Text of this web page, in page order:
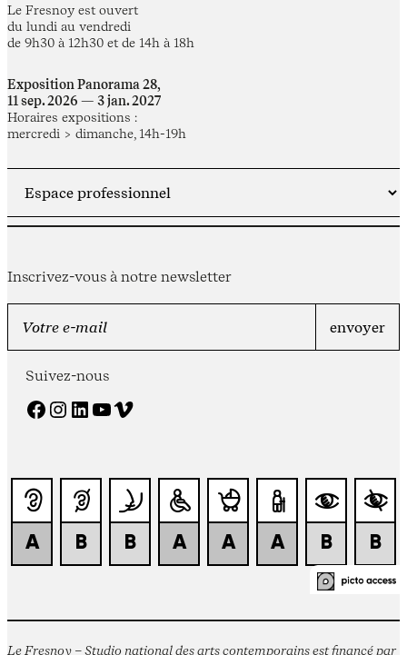
Le Fresnoy est ouvert
du lundi au vendredi
de 9h30 à 12h30 et de 14h à 18h
Exposition Panorama 28,
11 sep. 2026 — 3 jan. 2027
Horaires expositions :
mercredi > dimanche, 14h-19h
Inscrivez-vous à notre newsletter
Suivez-nous
Facebook Instagram LinkedIn YouTube Vimeo
Le Fresnoy – Studio national des arts contemporains est financé par